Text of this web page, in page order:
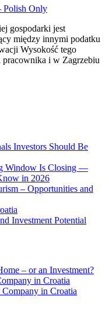
Polish Only
gospodarki jest
między innymi podatku
Wysokość tego
pracownika i w Zagrzebiu
Investors Should Be
Window Is Closing —
in 2026
– Opportunities and
Investment Potential
– or an Investment?
in Croatia
in Croatia